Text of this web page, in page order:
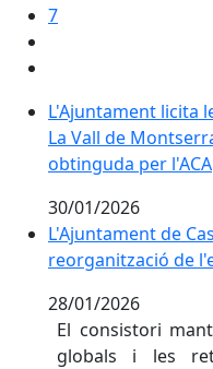
7
L'Ajuntament licita
L'Ajuntament licita
La Vall de
obtinguda per l'ACA
30/01/2026
L'Ajuntament de
L'Ajuntament de
reorganització de
28/01/2026
El consistori
globals i les